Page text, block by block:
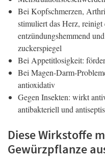
Bei Kopfschmerzen,
stimuliert das Herz,
entzündungshemmend
zuckerspiegel
Bei Appetitlosigkeit:
Bei Magen-Darm-
antioxidativ
Gegen Insekten: wirkt
antibakteriell und
Diese Wirkstoffe
Gewürzpflanze